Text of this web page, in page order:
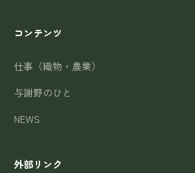
コンテンツ
仕事（織物・農業）
与謝野のひと
NEWS
外部リンク